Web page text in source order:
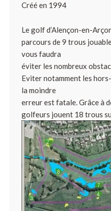
Créé en 1994
Le golf d’Alençon-en-
parcours de 9 trous
vous faudra
éviter les nombreux
Eviter notamment les
la moindre
erreur est fatale. Grâce à
golfeurs jouent 18 trous